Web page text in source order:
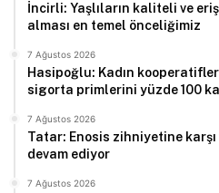
İncirli: Yaşlıların kaliteli ve
alması en temel önceliğimiz
7 Ağustos 2026
Hasipoğlu: Kadın
sigorta primlerini yüzde 100
7 Ağustos 2026
Tatar: Enosis zihniyetine
devam ediyor
7 Ağustos 2026